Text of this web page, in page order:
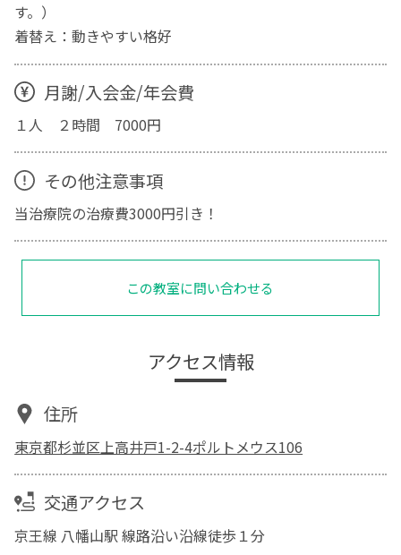
す。）
着替え：動きやすい格好
月謝/入会金/年会費
１人 ２時間 7000円
その他注意事項
当治療院の治療費3000円引き！
この教室に問い合わせる
アクセス情報
住所
東京都杉並区上高井戸1-2-4ポルトメウス106
交通アクセス
京王線 八幡山駅 線路沿い沿線徒歩１分